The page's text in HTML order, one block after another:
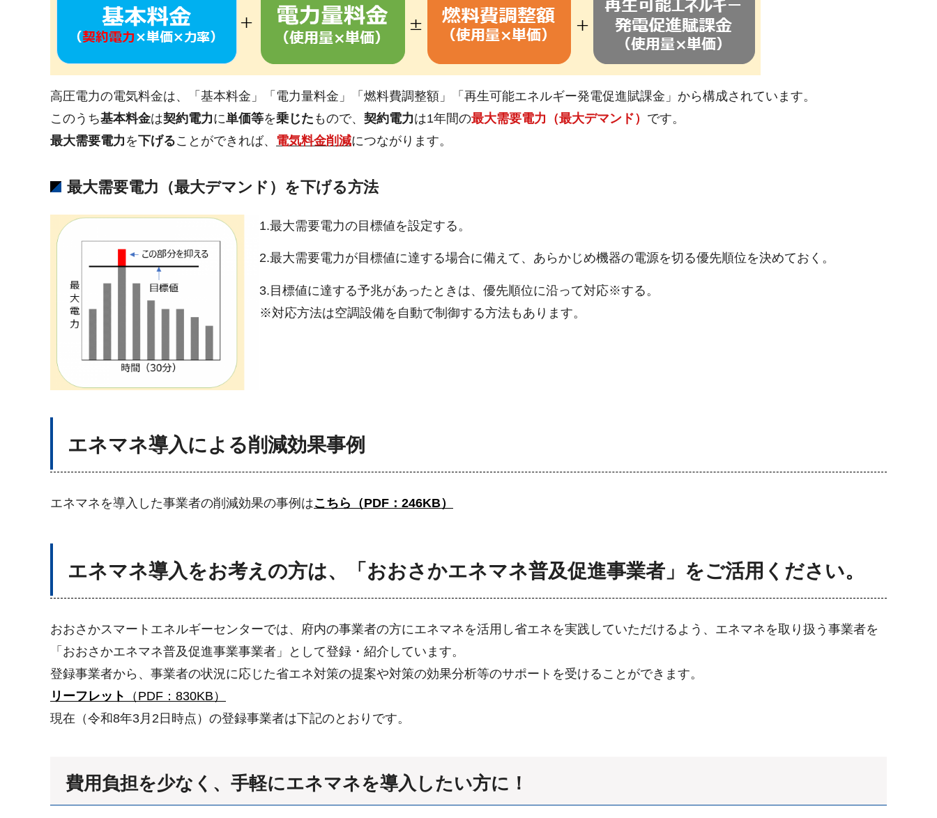
高圧電力の電気料金は、「基本料金」「電力量料金」「燃料費調整額」「再生可能エネルギー発電促進賦課金」から構成されています。
このうち基本料金は契約電力に単価等を乗じた もので、 契約電力は1年間の最大需要電力（最大デマンド） です。
最大需要電力 を下げることができれば、 電気料金削減につながります。
最大需要電力（最大デマンド）を下げる方法
1.最大需要電力の目標値を設定する。
2.最大需要電力が目標値に達する場合に備えて、あらかじめ機器の電源を切る優先順位を決めておく。
3.目標値に達する予兆があったときは、優先順位に沿って対応※する。
※対応方法は空調設備を自動で制御する方法もあります。
エネマネ導入による削減効果事例
エネマネを導入した事業者の削減効果の事例はこちら（PDF：246KB）
エネマネ導入をお考えの方は、「おおさかエネマネ普及促進事業者」をご活用ください。
おおさかスマートエネルギーセンターでは、府内の事業者の方にエネマネを活用し省エネを実践していただけるよう、エネマネを取り扱う事業者を
「おおさかエネマネ普及促進事業事業者」として登録・紹介しています。
登録事業者から、事業者の状況に応じた省エネ対策の提案や対策の効果分析等のサポートを受けることができます。
リーフレット
（PDF：830KB）
現在（令和8年3月2日時点）の登録事業者は下記のとおりです。
費用負担を少なく、手軽にエネマネを導入したい方に！